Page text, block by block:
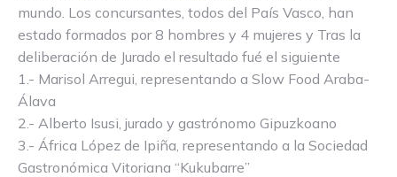
mundo. Los concursantes, todos del País Vasco, han
estado formados por 8 hombres y 4 mujeres y Tras la
deliberación de Jurado el resultado fué el siguiente
1.- Marisol Arregui, representando a Slow Food Araba-
Álava
2.- Alberto Isusi, jurado y gastrónomo Gipuzkoano
3.- África López de Ipiña, representando a la Sociedad
Gastronómica Vitoriana “Kukubarre”